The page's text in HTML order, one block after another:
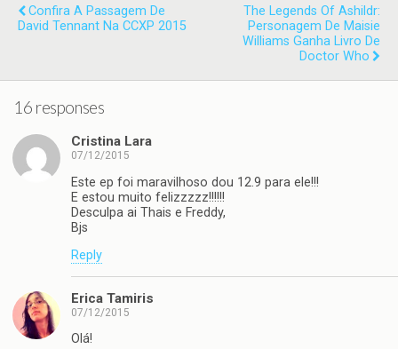
Confira A Passagem De
David Tennant Na CCXP 2015
The Legends Of Ashildr:
Personagem De Maisie
Williams Ganha Livro De
Doctor Who
16 responses
Cristina Lara
07/12/2015
Este ep foi maravilhoso dou 12.9 para ele!!!
E estou muito felizzzzz!!!!!!
Desculpa ai Thais e Freddy,
Bjs
Reply
Erica Tamiris
07/12/2015
Olá!